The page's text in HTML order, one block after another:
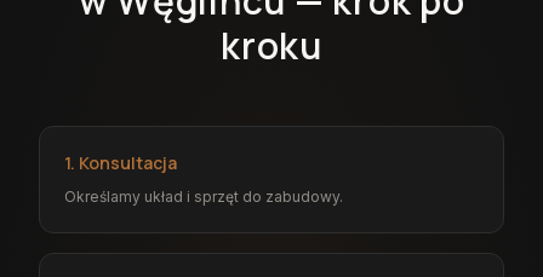
kroku
1. Konsultacja
Określamy układ i sprzęt do zabudowy.